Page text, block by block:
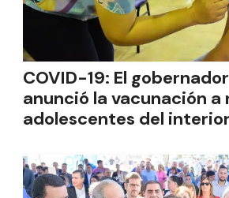
COVID-19: El
anunció la vacunación a
adolescentes del interior